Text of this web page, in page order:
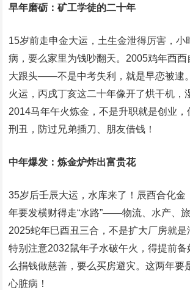
早年磨砺：矿工学徒的二十年
15岁前走申金大运，土生金泄得厉害，小
病，要么家里为钱吵翻天。2005鸡年酉酉
大跟头——不是中考失利，就是早恋被逮
火运，丙戌丁亥这二十年像开了烘干机，
2014马年午火炼金，不是升职就是创业，
刑丑，防过兄弟插刀、朋友借钱！
中年爆发：炼金炉炸出富贵花
35岁后壬辰大运，水库来了！辰酉合化金
年要发横财得走“水路”——物流、水产、旅
2025蛇年巳酉丑三合，不是扩大厂房就是
特别注意2032鼠年子水破午火，得提前
么捐钱做慈善，要么买房避灾。这两年要
心脏病！